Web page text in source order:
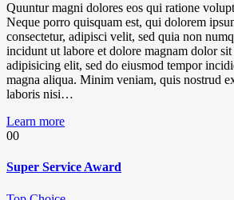
Quuntur magni dolores eos qui ratione
Neque porro quisquam est, qui dolorem
consectetur, adipisci velit, sed quia non
incidunt ut labore et dolore magnam dolor sit
adipisicing elit, sed do eiusmod tempor
magna aliqua. Minim veniam, quis nostrud
laboris nisi…
Learn more
00
Super Service Award